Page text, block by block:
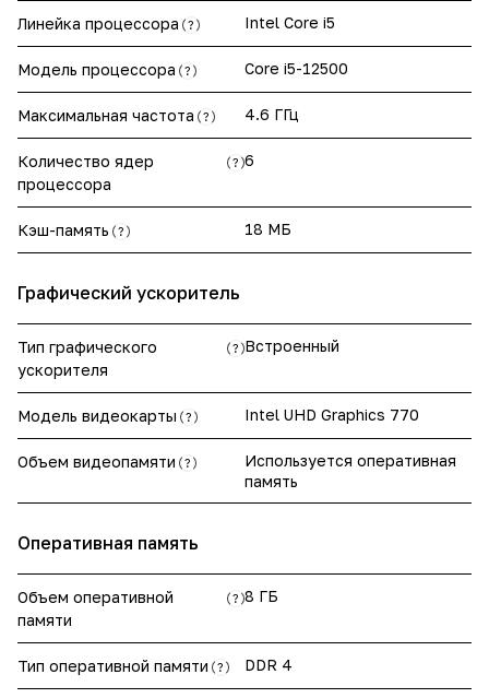
Линейка процессора ? Intel Core i5
Модель процессора ? Core i5-12500
Максимальная частота ? 4.6 ГГц
Количество ядер
процессора
? 6
Кэш-память ? 18 МБ
Графический ускоритель
Тип графического
ускорителя
? Встроенный
Модель видеокарты ? Intel UHD Graphics 770
Объем видеопамяти ?
Используется оперативная
память
Оперативная память
Объем оперативной
памяти
? 8 ГБ
Тип оперативной памяти ? DDR 4